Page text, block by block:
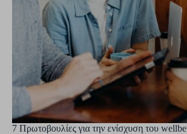
7 Πρωτοβουλίες για την ενίσχυση του